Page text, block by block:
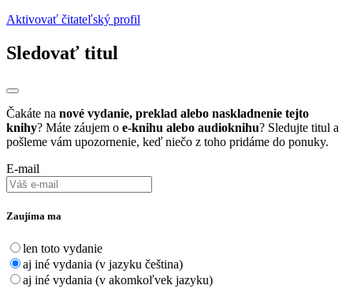
Aktivovať čitateľský profil
Sledovať titul
Čakáte na nové vydanie, preklad alebo naskladnenie tejto
knihy? Máte záujem o e-knihu alebo audioknihu? Sledujte titul a
pošleme vám upozornenie, keď niečo z toho pridáme do ponuky.
E-mail
Zaujíma ma
len toto vydanie
aj iné vydania (v jazyku čeština)
aj iné vydania (v akomkoľvek jazyku)